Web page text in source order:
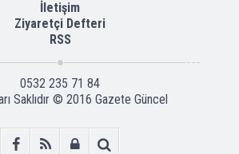
İletişim
Ziyaretçi Defteri
RSS
0532 235 71 84
Saklıdır © 2016 Gazete Güncel